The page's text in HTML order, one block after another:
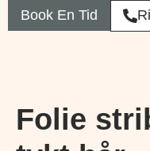
Book En Tid
Folie